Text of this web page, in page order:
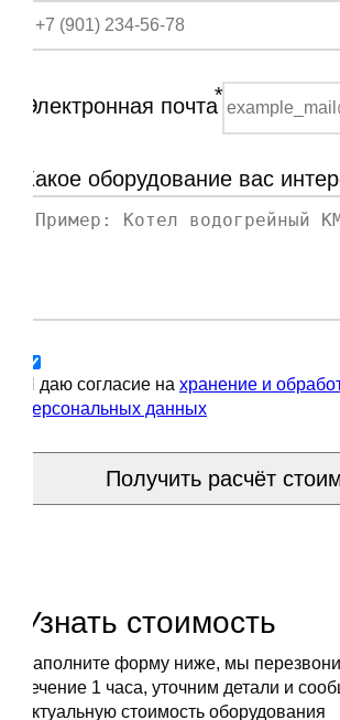
Электронная почта*
Какое оборудование вас
Я даю согласие на хранение и
персональных данных
Получить расчёт
Узнать стоимость
Заполните форму ниже, мы
течение 1 часа, уточним детали и
актуальную стоимость оборудования